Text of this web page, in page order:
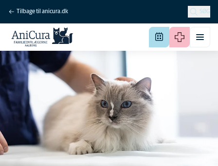
Tilbage til anicura.dk SØG